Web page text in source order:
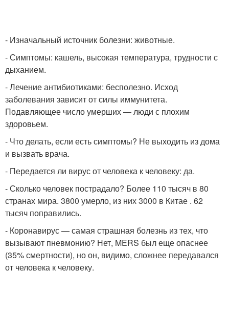
- Изначальный источник болезни: животные.
- Симптомы: кашель, высокая температура, трудности с
дыханием.
- Лечение антибиотиками: бесполезно. Исход
заболевания зависит от силы иммунитета.
Подавляющее число умерших — люди с плохим
здоровьем.
- Что делать, если есть симптомы? Не выходить из дома
и вызвать врача.
- Передается ли вирус от человека к человеку: да.
- Сколько человек пострадало? Более 110 тысяч в 80
странах мира. 3800 умерло, из них 3000 в Китае . 62
тысяч поправились.
- Коронавирус — самая страшная болезнь из тех, что
вызывают пневмонию? Нет, MERS был еще опаснее
(35% смертности), но он, видимо, сложнее передавался
от человека к человеку.